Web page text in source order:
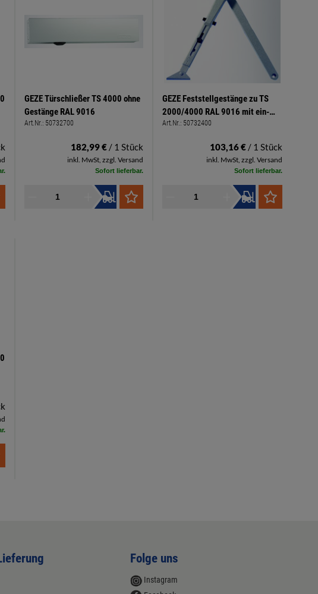
GEZE Türschließer TS 4000 ohne
Gestänge RAL 9016
Art.Nr.: 50732700
182,99 € / 1 Stück
inkl. MwSt, zzgl. Versand
Sofort lieferbar.
GEZE Feststellgestänge zu TS
2000/4000 RAL 9016 mit ein-
und ausschaltbarer Feststellung
Art.Nr.: 50732400
103,16 € / 1 Stück
inkl. MwSt, zzgl. Versand
Sofort lieferbar.
Folge uns
Instagram